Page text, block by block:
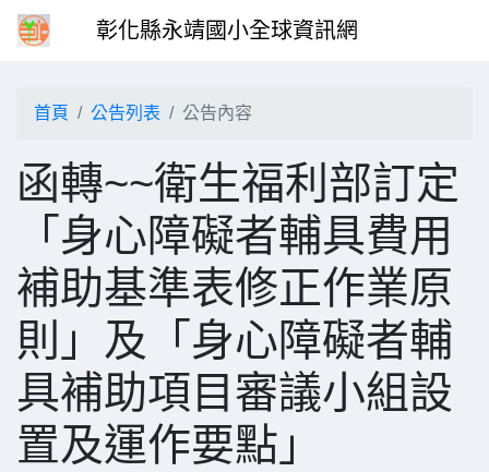
彰化縣永靖國小全球資訊網
首頁 公告列表 公告內容
函轉~~衛生福利部訂定
「身心障礙者輔具費用
補助基準表修正作業原
則」及「身心障礙者輔
具補助項目審議小組設
置及運作要點」